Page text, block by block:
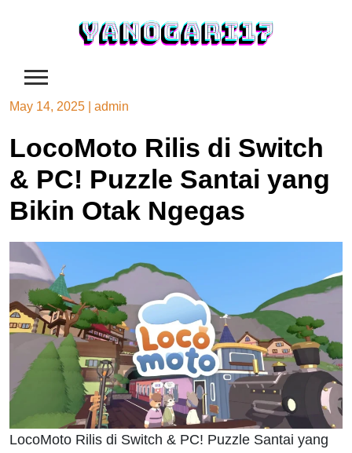
May 14, 2025 admin
LocoMoto Rilis di Switch
& PC! Puzzle Santai yang
Bikin Otak Ngegas
LocoMoto Rilis di Switch & PC! Puzzle Santai yang